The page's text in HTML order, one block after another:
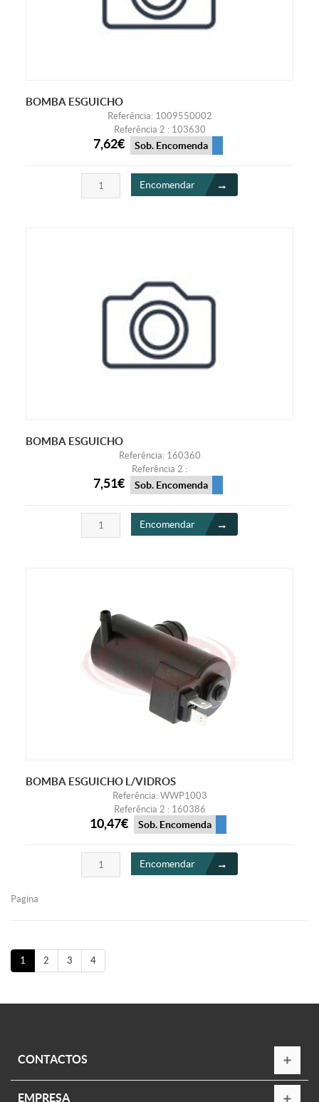
BOMBA ESGUICHO
Referência: 1009550002
Referência 2 : 103630
7,62€ Sob. Encomenda
Encomendar
BOMBA ESGUICHO
Referência: 160360
Referência 2 :
7,51€ Sob. Encomenda
Encomendar
BOMBA ESGUICHO L/VIDROS
Referência: WWP1003
Referência 2 : 160386
10,47€ Sob. Encomenda
Encomendar
Pagina
1 2 3 4
CONTACTOS
EMPRESA